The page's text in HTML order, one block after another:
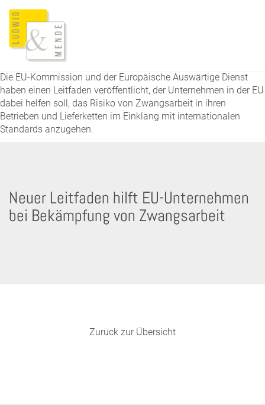
Die EU-Kommission und der Europäische Auswärtige Dienst
haben einen Leitfaden veröffentlicht, der Unternehmen in der EU
dabei helfen soll, das Risiko von Zwangsarbeit in ihren
Betrieben und Lieferketten im Einklang mit internationalen
Standards anzugehen.
Neuer Leitfaden hilft EU-Unternehmen
bei Bekämpfung von Zwangsarbeit
Zurück zur Übersicht